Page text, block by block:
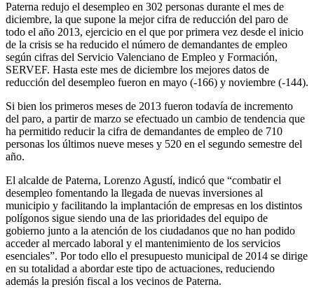
Paterna redujo el desempleo en 302 personas durante el mes de
diciembre, la que supone la mejor cifra de reducción del paro de
todo el año 2013, ejercicio en el que por primera vez desde el inicio
de la crisis se ha reducido el número de demandantes de empleo
según cifras del Servicio Valenciano de Empleo y Formación,
SERVEF. Hasta este mes de diciembre los mejores datos de
reducción del desempleo fueron en mayo (-166) y noviembre (-144).
Si bien los primeros meses de 2013 fueron todavía de incremento
del paro, a partir de marzo se efectuado un cambio de tendencia que
ha permitido reducir la cifra de demandantes de empleo de 710
personas los últimos nueve meses y 520 en el segundo semestre del
año.
El alcalde de Paterna, Lorenzo Agustí, indicó que “combatir el
desempleo fomentando la llegada de nuevas inversiones al
municipio y facilitando la implantación de empresas en los distintos
polígonos sigue siendo una de las prioridades del equipo de
gobierno junto a la atención de los ciudadanos que no han podido
acceder al mercado laboral y el mantenimiento de los servicios
esenciales”. Por todo ello el presupuesto municipal de 2014 se dirige
en su totalidad a abordar este tipo de actuaciones, reduciendo
además la presión fiscal a los vecinos de Paterna.